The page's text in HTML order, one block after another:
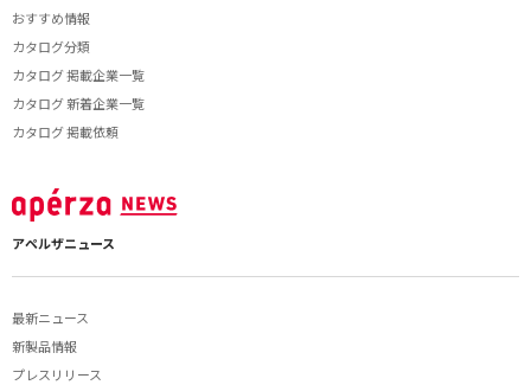
おすすめ情報
カタログ分類
カタログ 掲載企業一覧
カタログ 新着企業一覧
カタログ 掲載依頼
アペルザニュース
最新ニュース
新製品情報
プレスリリース